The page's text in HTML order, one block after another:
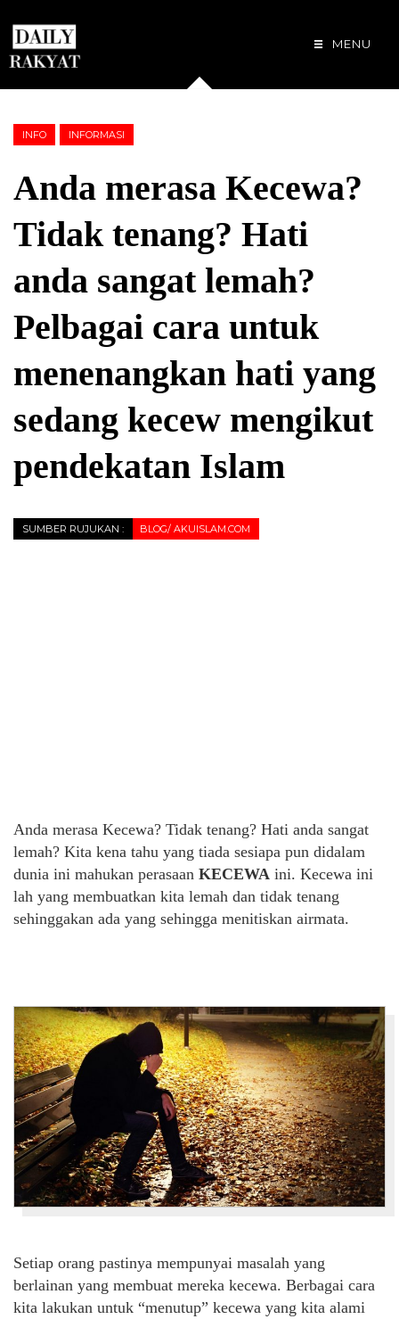
MENU
INFO INFORMASI
Anda merasa Kecewa?
Tidak tenang? Hati
anda sangat lemah?
Pelbagai cara untuk
menenangkan hati yang
sedang kecew mengikut
pendekatan Islam
SUMBER RUJUKAN : BLOG/ AKUISLAM.COM
Anda merasa Kecewa? Tidak tenang? Hati anda sangat
lemah? Kita kena tahu yang tiada sesiapa pun didalam
dunia ini mahukan perasaan KECEWA ini. Kecewa ini
lah yang membuatkan kita lemah dan tidak tenang
sehinggakan ada yang sehingga menitiskan airmata.
Setiap orang pastinya mempunyai masalah yang
berlainan yang membuat mereka kecewa. Berbagai cara
kita lakukan untuk “menutup” kecewa yang kita alami